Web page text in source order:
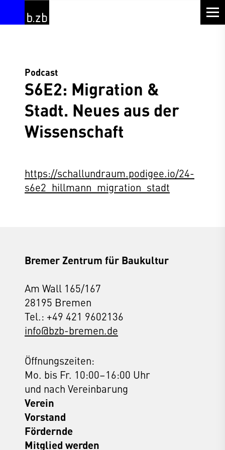
Podcast
S6E2: Migration &
Stadt. Neues aus der
Wissenschaft
https://schallundraum.podigee.io/24-
s6e2_hillmann_migration_stadt
Bremer Zentrum für Baukultur
Am Wall 165/167
28195 Bremen
Tel.: +49 421 9602136
info@bzb-bremen.de
Öffnungszeiten:
Mo. bis Fr. 10:00–16:00 Uhr
und nach Vereinbarung
Verein
Vorstand
Fördernde
Mitglied werden